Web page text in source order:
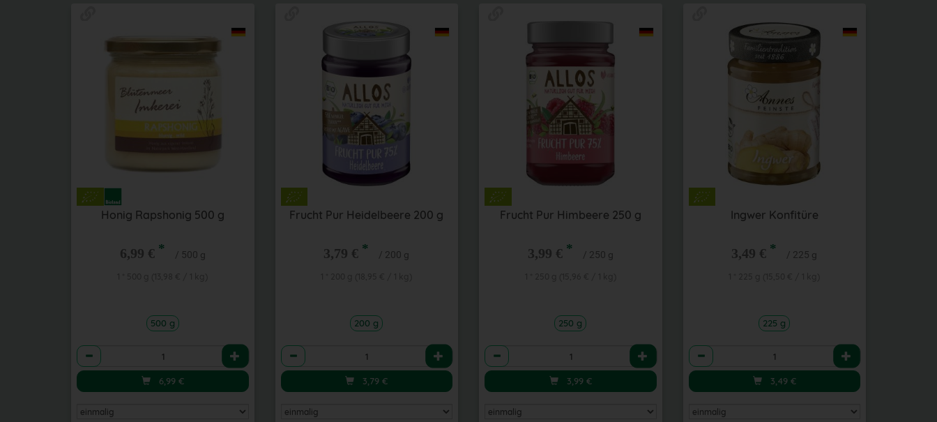
Honig Rapshonig 500 g
6,99 € * / 500 g
500 g
Anzahl
6,99 €
Frucht Pur Heidelbeere 200 g
3,79 € * / 200 g
200 g
Anzahl
3,79€
Frucht Pur Himbeere 250 g
3,99 € * / 250 g
250 g
Anzahl
3,99 €
Ingwer Konfitüre
3,49 € * / 225 g
225 g
Anzahl
3,49 €